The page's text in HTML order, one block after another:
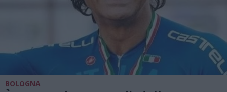
BOLOGNA